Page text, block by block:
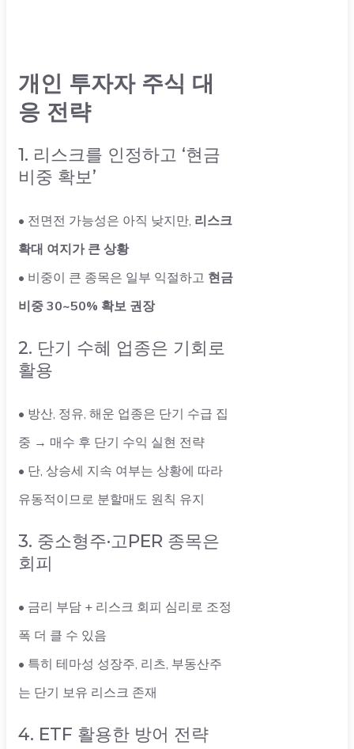
개인 투자자 주식 대
응 전략
1. 리스크를 인정하고 ‘현금
비중 확보’
• 전면전 가능성은 아직 낮지만, 리스크
확대 여지가 큰 상황
• 비중이 큰 종목은 일부 익절하고 현금
비중 30~50% 확보 권장
2. 단기 수혜 업종은 기회로
활용
• 방산, 정유, 해운 업종은 단기 수급 집
중 → 매수 후 단기 수익 실현 전략
• 단, 상승세 지속 여부는 상황에 따라
유동적이므로 분할매도 원칙 유지
3. 중소형주·고PER 종목은
회피
• 금리 부담 + 리스크 회피 심리로 조정
폭 더 클 수 있음
• 특히 테마성 성장주, 리츠, 부동산주
는 단기 보유 리스크 존재
4. ETF 활용한 방어 전략